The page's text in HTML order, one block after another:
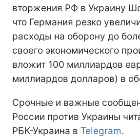
вторжения РФ в Украину
что Германия резко
расходы на оборону до
своего экономического
вложит 100 миллиардов
миллиардов долларов) в
Срочные и важные
России против Украины
РБК-Украина в Telegram.